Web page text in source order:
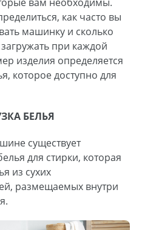
как часто вы
машинку и сколько
при каждой
изделия определяется
которое доступно для
БЕЛЬЯ
существует
для стирки, которая
из сухих
размещаемых внутри